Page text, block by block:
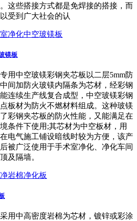
这些搭接方式都是免焊接的搭接，而
受到广大社会的认
镁板
用中空玻镁彩钢夹芯板以二层5mm防
间加防火玻镁内隔条为芯材，经彩钢
连续生产线复合成型，中空玻镁彩钢
板材为防火不燃材料组成。这种玻镁
彩钢夹芯板的防火性能，又能满足在
条件下使用;其芯材为中空板材，用
电气施工铺设暗线时较为方便，该产
被广泛使用于手术室净化、净化车间
及隔墙。
用中高密度岩棉为芯材，镀锌或彩涂